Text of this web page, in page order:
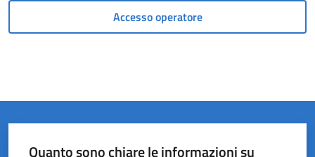
line
argomenti
Accesso operatore
Quanto sono chiare le informazioni su